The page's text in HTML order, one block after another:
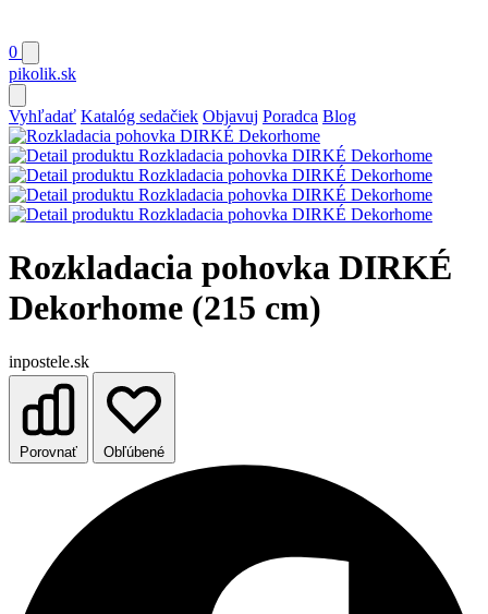
0
pikolik.sk
Vyhľadať Katalóg sedačiek Objavuj Poradca Blog
Rozkladacia pohovka DIRKÉ
Dekorhome (215 cm)
inpostele.sk
Porovnať Obľúbené